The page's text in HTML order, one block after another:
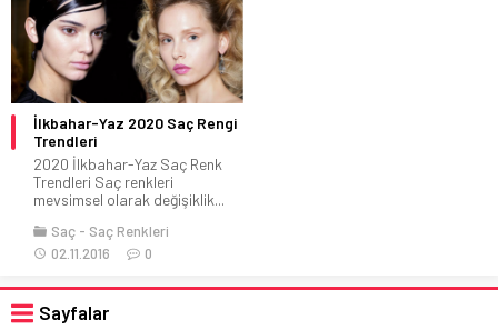
İlkbahar-Yaz 2020 Saç Rengi
Trendleri
2020 İlkbahar-Yaz Saç Renk
Trendleri Saç renkleri
mevsimsel olarak değişiklik...
Saç
Saç Renkleri
02.11.2016
0
Sayfalar